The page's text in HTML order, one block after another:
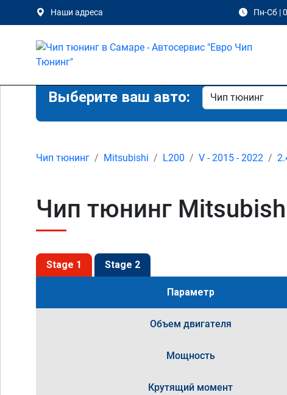
Наши адреса Пн-Сб |
Выберите ваш авто:
Чип тюнинг Mitsubishi L200 V - 2015 - 2022
Чип тюнинг
Stage 1 Stage 2
Параметр
Объем двигателя
Мощность
Крутящий момент